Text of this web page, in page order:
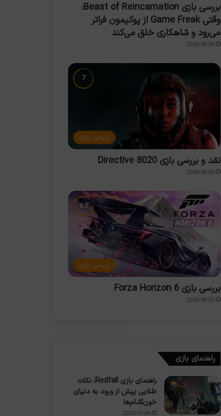
بررسی بازی Beast of Reincarnation:
وقتی Game Freak از پوکیمون فراتر
می‌رود و شاهکاری خلق می‌کند
2026-08-04
بررسی بازی
نقد و بررسی بازی Directive 8020
2026-08-03
بررسی بازی
بررسی بازی Forza Horizon 6
2026-08-02
راهنمای بازی
راهنمای بازی Redfall: نکات
طلایی پیش از ورود به دنیای
خون‌آشام‌ها
2025-07-04